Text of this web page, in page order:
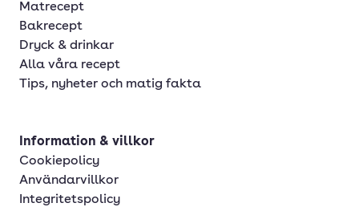
Matrecept
Bakrecept
Dryck & drinkar
Alla våra recept
Tips, nyheter och matig fakta
Information & villkor
Cookiepolicy
Användarvillkor
Integritetspolicy